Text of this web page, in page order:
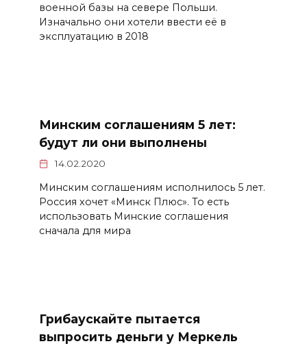
военной базы на севере Польши.
Изначально они хотели ввести её в
эксплуатацию в 2018
Минским соглашениям 5 лет:
будут ли они выполнены
14.02.2020
Минским соглашениям исполнилось 5 лет.
Россия хочет «Минск Плюс». То есть
использовать Минские соглашения
сначала для мира
Грибаускайте пытается
выпросить деньги у Меркель